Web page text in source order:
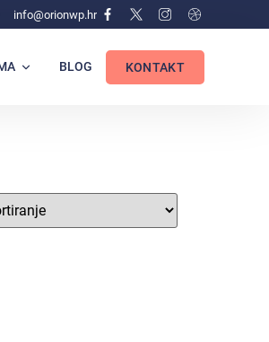
info@orionwp.hr
BLOG KONTAKT